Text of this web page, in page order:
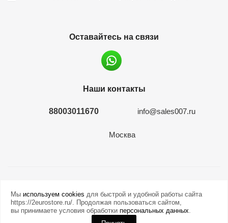
Оставайтесь на связи
Наши контакты
88003011670 info@sales007.ru
Москва
Мы используем cookies для быстрой и удобной работы сайта
https://2eurostore.ru/. Продолжая пользоваться сайтом,
вы принимаете условия обработки персональных данных.